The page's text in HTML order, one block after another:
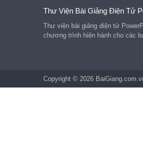
Thư Viện Bài Giảng Điện Tử
Thư viện bài giảng điện tử
chương trình hiện hành cho các
Copyright © 2026